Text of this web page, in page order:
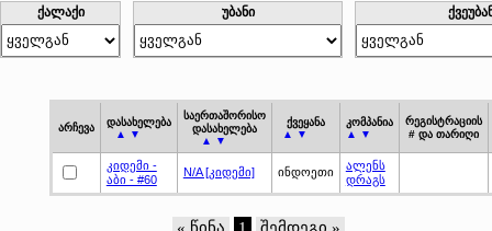
ქალაქი უბანი
არჩევა
დასახელება
▲ ▼
საერთაშორისო
დასახელება
▲ ▼
ქვეყანა
▲ ▼
კომპანია
▲ ▼
რეგისტრაციის
# და თარიღი
კიდემი -
აბი - #60
N/A [კიდემი] ინდოეთი
ალენს
დრაგს